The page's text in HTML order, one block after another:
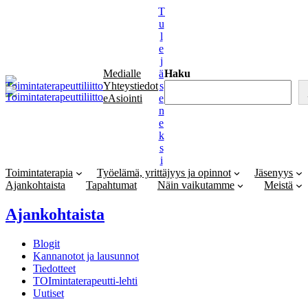
Medialle
Yhteystiedot
eAsiointi
T
u
l
e
j
ä
s
e
n
e
k
s
i
Haku
Toimintaterapia Työelämä, yrittäjyys ja opinnot
Jäsenyys
Ajankohtaista
Tapahtumat Näin vaikutamme Meistä
Ajankohtaista
Blogit
Kannanotot ja lausunnot
Tiedotteet
TOImintaterapeutti-lehti
Uutiset